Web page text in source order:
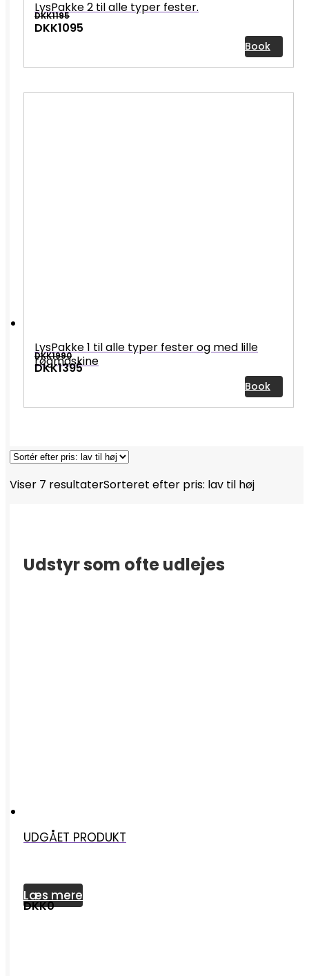
LysPakke 2 til alle typer fester.
DKK1195
DKK1095
Book
LysPakke 1 til alle typer fester og med lille
røgmaskine
DKK1990
DKK1395
Book
Viser 7 resultaterSorteret efter pris: lav til høj
Udstyr som ofte udlejes
UDGÅET PRODUKT
DKK0
Læs mere